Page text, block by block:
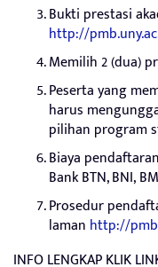
Bukti prestasi
http://
Memilih 2 (dua)
Peserta yang
harus
pilihan program
Biaya
Bank BTN, BNI,
Prosedur
laman http://
INFO LENGKAP KLIK